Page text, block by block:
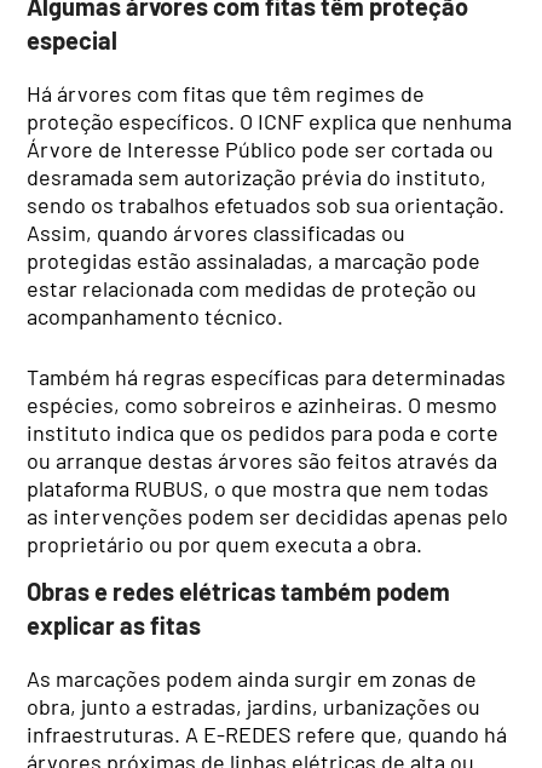
Algumas árvores com fitas têm proteção
especial
Há árvores com fitas que têm regimes de
proteção específicos. O ICNF explica que nenhuma
Árvore de Interesse Público pode ser cortada ou
desramada sem autorização prévia do instituto,
sendo os trabalhos efetuados sob sua orientação.
Assim, quando árvores classificadas ou
protegidas estão assinaladas, a marcação pode
estar relacionada com medidas de proteção ou
acompanhamento técnico.
Também há regras específicas para determinadas
espécies, como sobreiros e azinheiras. O mesmo
instituto indica que os pedidos para poda e corte
ou arranque destas árvores são feitos através da
plataforma RUBUS, o que mostra que nem todas
as intervenções podem ser decididas apenas pelo
proprietário ou por quem executa a obra.
Obras e redes elétricas também podem
explicar as fitas
As marcações podem ainda surgir em zonas de
obra, junto a estradas, jardins, urbanizações ou
infraestruturas. A E-REDES refere que, quando há
árvores próximas de linhas elétricas de alta ou